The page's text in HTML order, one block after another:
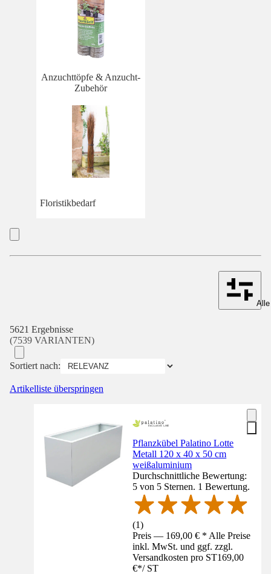
Anzuchttöpfe & Anzucht-
Zubehör
Floristikbedarf
5621 Ergebnisse
(7539 VARIANTEN)
Sortiert nach:
Artikelliste überspringen
Pflanzkübel Palatino Lotte
Metall 120 x 40 x 50 cm
weißaluminium
Durchschnittliche Bewertung:
5 von 5 Sternen. 1 Bewertung.
(1)
Preis — 169,00 € * Alle Preise
inkl. MwSt. und ggf. zzgl.
Versandkosten pro ST169,00
€*/ ST